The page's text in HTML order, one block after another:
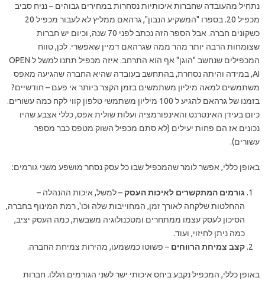
נתחיל מהעובדה שחברות איכותיות נסחרות במחירים גבוהים – נניח סביב
מכפיל 20. בספרו "המשקיע הנבון", גרהאם ממליץ לא לעבור מכפיל 20
כשקונים חברה. אבל הספר הזה נכתב לפני 70 שנה, וכיום יש חברות
שצומחות הרבה יותר מהר ממה שגרהאם דמיין שאפשרי. לכן, טווח
המכפילים שנחשב "הוגן" אף הוא התרחב. איזה מכפיל תתנו למשל ל OPEN
AI, במידה והיתה נסחרת, בהתחשב בעובדה שהיא החברה שהגיעה מאפס
משתמשים למאה מיליון משתמשים בזמן הקצר ביותר אי פעם – חודשיים?
בזמנו של גרהאם להגיע ל 100 מיליון משתמשי טלפון קווי לקח כמה עשורים.
כיום בעידן האינטרנט והאינפורמציה ועלות שולית אפס, כללי אצבע שהיו
נכונים אז הם פחות יעילים (לא סתם מכפיל השוק מטפס כבר מספר
עשורים).
באופן כללי, אפשר לומר שהמכפיל שבו כל עסק נסחר מושפע משני גורמים:
גורמים המתקשרים לאיכות העסק– למשל, איכות ההנהלה –
ההחלטות שלקחה לאורך זמן, המחוייבות שלה וכו', רמת המינוף בחברה,
הסיכון לעסק עצמו ממתחרים ומטכנולוגיה משבשת, כמה העסק יציב,
כמה ניתן לחיזוי, ועוד.
קצב צמיחת הרווחים– פשוטו כמשמעו, מהירות צמיחת החברה.
באופן כללי, המכפיל נקבע ביחס איכותי ישר לשני הגורמים הללו. חברות